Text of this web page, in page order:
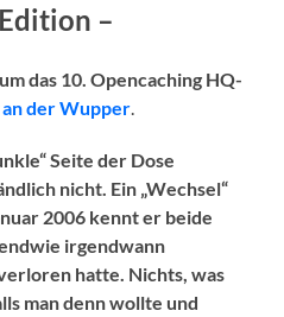
–
das 10. Opencaching HQ-
an der Wupper.
Seite der Dose
nicht. Ein „Wechsel“
2006 kennt er beide
irgendwann
hatte. Nichts, was
man denn wollte und